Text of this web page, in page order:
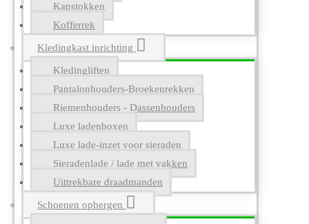
Kapstokken
Kofferrek
Kledingkast inrichting
Kledingliften
Pantalonhouders-Broekenrekken
Riemenhouders - Dassenhouders
Luxe ladenboxen
Luxe lade-inzet voor sieraden
Sieradenlade / lade met vakken
Uittrekbare draadmanden
Schoenen opbergen